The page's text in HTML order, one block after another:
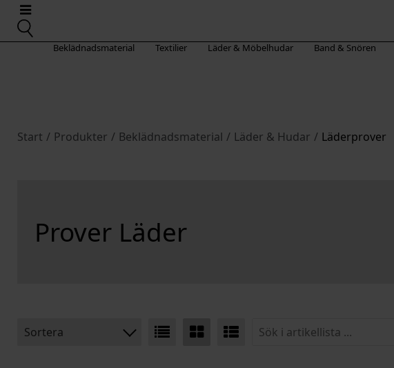
Beklädnadsmaterial Textilier Läder & Möbelhudar Band & Snören
Start / Produkter / Beklädnadsmaterial / Läder & Hudar / Läderprover
Prover Läder
Sortera